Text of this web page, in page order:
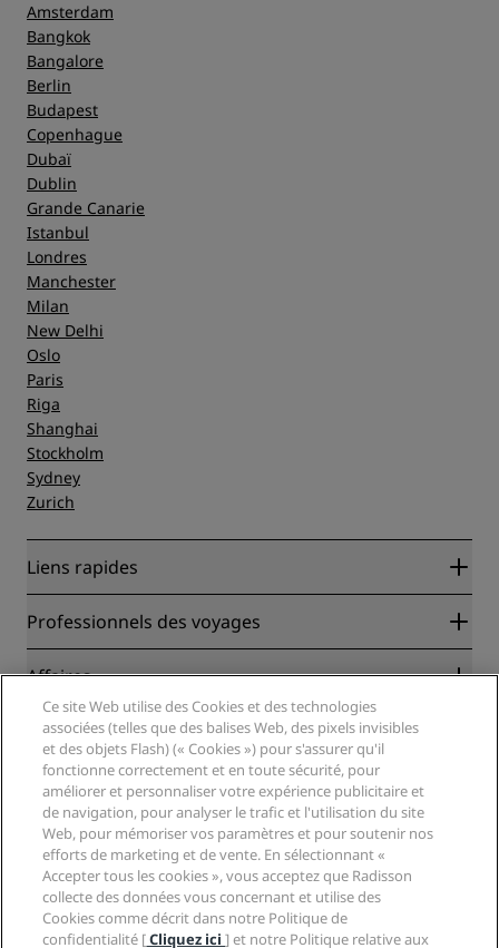
Amsterdam
Bangkok
Bangalore
Berlin
Budapest
Copenhague
Dubaï
Dublin
Grande Canarie
Istanbul
Londres
Manchester
Milan
New Delhi
Oslo
Paris
Riga
Shanghai
Stockholm
Sydney
Zurich
Liens rapides
Radisson Rewards
Blog
Nouveaux et futurs hôtels
Application Radisson Hotels
Hôtels adaptés aux sportifs
Hôtels adaptés aux Familles
Santé et sécurité
Professionnels des voyages
Partenaires
Agents de voyages
Affaires
Radisson Hotel Group
Médias
Carrières RHG
Carrières PPHE
Carrières EHL
The Club by RHG
Opportunités de développement
Entreprise responsable
Approvisionnement
Légal
Centre de confidentialité
Mentions légales
Conditions générales Radisson Rewards
Contrat d’utilisation du site
Accessibilité numérique
Déclaration sur l’esclavage moderne
Aide
Avis aux consommateurs
Contact
FAQ
Plan du site
Médias sociaux
Marques Radisson Hotels
Ce site Web utilise des Cookies et des technologies
associées (telles que des balises Web, des pixels invisibles
et des objets Flash) (« Cookies ») pour s'assurer qu'il
fonctionne correctement et en toute sécurité, pour
améliorer et personnaliser votre expérience publicitaire et
de navigation, pour analyser le trafic et l'utilisation du site
Web, pour mémoriser vos paramètres et pour soutenir nos
efforts de marketing et de vente. En sélectionnant «
Accepter tous les cookies », vous acceptez que Radisson
collecte des données vous concernant et utilise des
Cookies comme décrit dans notre Politique de
confidentialité [Cliquez ici] et notre Politique relative aux